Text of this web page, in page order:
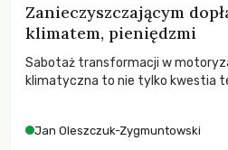
Zanieczyszczającym
klimatem, pieniędzmi
Sabotaż transformacji w
klimatyczna to nie tylko kwestia
Jan Oleszczuk-Zygmuntowski